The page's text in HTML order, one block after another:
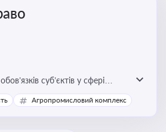
суб’єктів у сфері
земельний сервітут, що є
захисту майнових прав
Агропромисловий комплекс